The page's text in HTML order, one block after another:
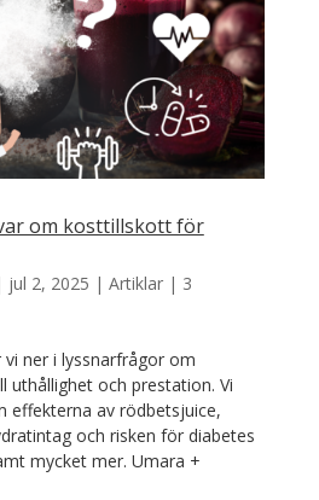
om kosttillskott för
jul 2, 2025 | Artiklar| 3
vi ner i lyssnarfrågor om
uthållighet och prestation. Vi
effekterna av rödbetsjuice,
och risken för diabetes
mycket mer. Umara +